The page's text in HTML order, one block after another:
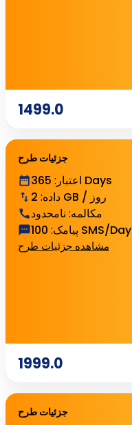
1499.0
جزئیات طرح
اعتبار :
365 Days
داده:
2 GB / روز
مکالمه: نامحدود
پیامک: 100 SMS/Day
مشاهده جزئیات طرح
1999.0
جزئیات طرح